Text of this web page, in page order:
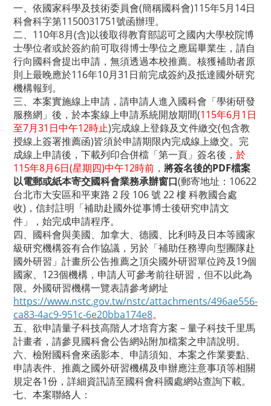
一、依國家科學及技術委員會(簡稱國科會)115年5月14日
科會科字第1150031751號函辦理。
二、110年8月(含)以後取得教育部認可之國內大學校院博
士學位者或於簽約前可取得博士學位之應屆畢業生，請自
行向國科會提出申請，無須透過本校推薦。核獲補助者原
則上最晚應於116年10月31日前完成簽約及抵達國外研究
機構報到。
三、本案實施線上申請，請申請人進入國科會「學術研發
服務網」後，於本案線上申請系統開放期間(115年6月1日
至7月31日中午12時止)完成線上登錄及文件繳交(包含教
授線上簽署推薦函)皆須於申請期限內完成線上繳交。完
成線上申請後，下載列印合併檔「第一頁」簽名後， 於
115年8月6日(星期四)中午12時前 ， 將簽名後的PDF檔案
以電郵或紙本寄交國科會業務承辦窗口(郵寄地址：10622
台北市大安區和平東路 2 段 106 號 22 樓 科教國合處
收)，信封註明「補助赴國外從事博士後研究申請文
件」，始完成申請程序。
四、國科會與美國、加拿大、德國、比利時及日本等國家
級研究機構簽有合作協議，另於「補助任務導向型團隊赴
國外研習」計畫所公告推薦之頂尖國外研習單位跨及19個
國家、123個機構，申請人可參考前往研習，但不以此為
限。外國研習機構一覽表請參考網址
https://www.nstc.gov.tw/nstc/attachments/496ae556-
ca83-4ac9-951c-6e20bba174e8。
五、欲申請量子科技高階人才培育方案－量子科技千里馬
計畫者，請參見國科會公告網站附加檔案之申請說明。
六、檢附國科會來函影本、申請須知、本案之作業要點、
申請表件、推薦之國外研習機構及申辦應注意事項等相關
規定各1份，詳細資訊請至國科會科國處網站查詢下載。
七、本案聯絡人：